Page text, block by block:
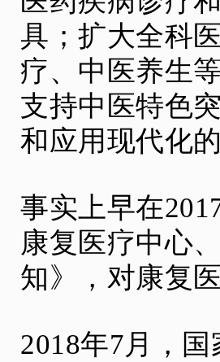
具；扩大全科
疗、中医养生
支持中医特色
和应用现代化
事实上早在
康复医疗中心
知》，对康复
2018年7月，